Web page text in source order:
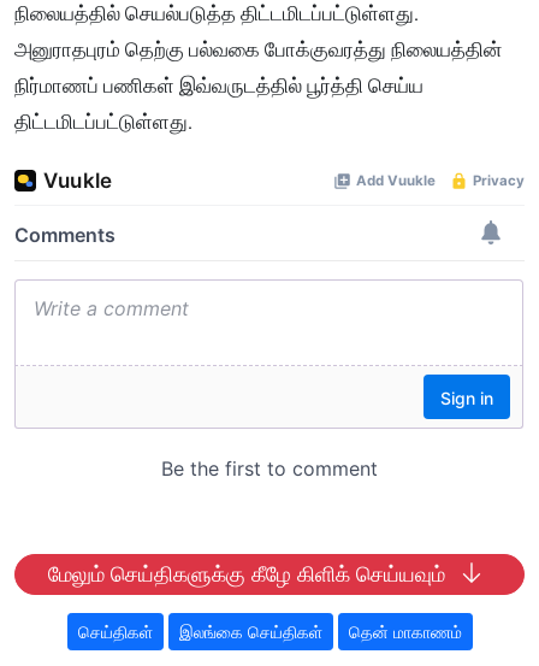
நிலையத்தில் செயல்படுத்த திட்டமிடப்பட்டுள்ளது.
அனுராதபுரம் தெற்கு பல்வகை போக்குவரத்து நிலையத்தின்
நிர்மாணப் பணிகள் இவ்வருடத்தில் பூர்த்தி செய்ய
திட்டமிடப்பட்டுள்ளது.
மேலும் செய்திகளுக்கு கீழே கிளிக் செய்யவும்
செய்திகள் இலங்கை செய்திகள் தென் மாகாணம்